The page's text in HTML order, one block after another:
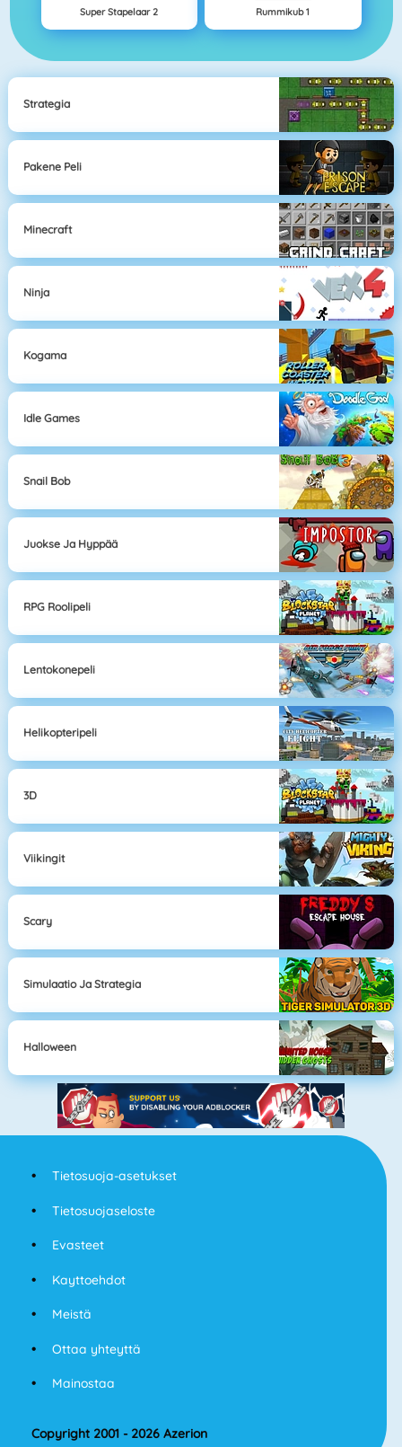
Super Stapelaar 2 Rummikub 1
Strategia
Pakene Peli
Minecraft
Ninja
Kogama
Idle Games
Snail Bob
Juokse Ja Hyppää
RPG Roolipeli
Lentokonepeli
Helikopteripeli
3D
Viikingit
Scary
Simulaatio Ja Strategia
Halloween
Tietosuoja-asetukset
Tietosuojaseloste
Evasteet
Kayttoehdot
Meistä
Ottaa yhteyttä
Mainostaa
Copyright 2001 - 2026 Azerion